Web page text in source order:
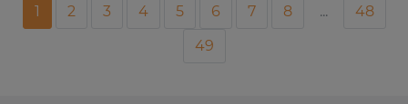
1 2 3 4 5 6 7 8 ...
48
49